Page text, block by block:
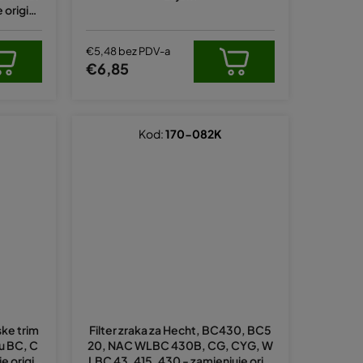
v
o
€5,48 bez PDV-a
€6,85
trim
BC, C
Filter zraka za Hecht, BC430, BC5
20, NAC WLBC 430B, CG, CYG, W
Kod:170-082K